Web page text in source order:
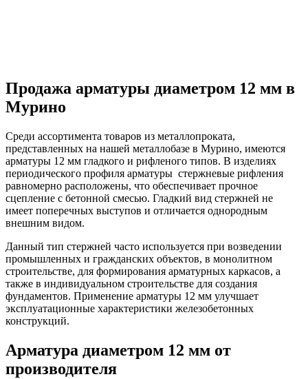
Продажа арматуры диаметром 12 мм в
Мурино
Среди ассортимента товаров из металлопроката,
представленных на нашей металлобазе в Мурино, имеются
арматуры 12 мм гладкого и рифленого типов. В изделиях
периодического профиля арматуры стержневые рифления
равномерно расположены, что обеспечивает прочное
сцепление с бетонной смесью. Гладкий вид стержней не
имеет поперечных выступов и отличается однородным
внешним видом.
Данный тип стержней часто используется при возведении
промышленных и гражданских объектов, в монолитном
строительстве, для формирования арматурных каркасов, а
также в индивидуальном строительстве для создания
фундаментов. Применение арматуры 12 мм улучшает
эксплуатационные характеристики железобетонных
конструкций.
Арматура диаметром 12 мм от
производителя